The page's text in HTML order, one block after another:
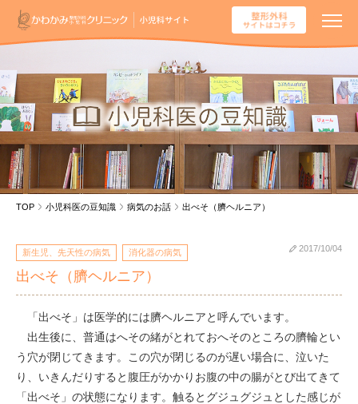
TOP 小児科医の豆知識 病気のお話 出べそ（臍ヘルニア）
新生児、先天性の病気 消化器の病気
出べそ（臍ヘルニア）
2017/10/04
「出べそ」は医学的には臍ヘルニアと呼んでいます。
出生後に、普通はへその緒がとれておへそのところの臍輪とい
う穴が閉じてきます。この穴が閉じるのが遅い場合に、泣いた
り、いきんだりすると腹圧がかかりお腹の中の腸がとび出てきて
「出べそ」の状態になります。触るとグジュグジュとした感じが